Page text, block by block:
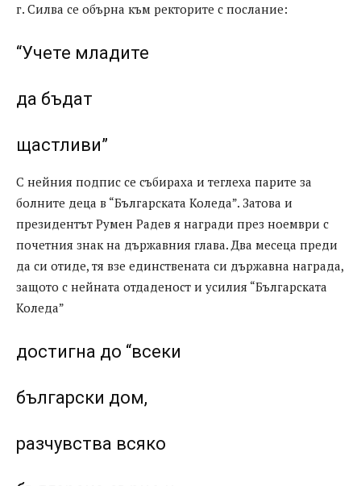
г. Силва се обърна към ректорите с послание:
“Учете младите
да бъдат
щастливи”
С нейния подпис се събираха и теглеха парите за
болните деца в “Българската Коледа”. Затова и
президентът Румен Радев я награди през ноември с
почетния знак на държавния глава. Два месеца преди
да си отиде, тя взе единствената си държавна награда,
защото с нейната отдаденост и усилия “Българската
Коледа”
достигна до “всеки
български дом,
разчувства всяко